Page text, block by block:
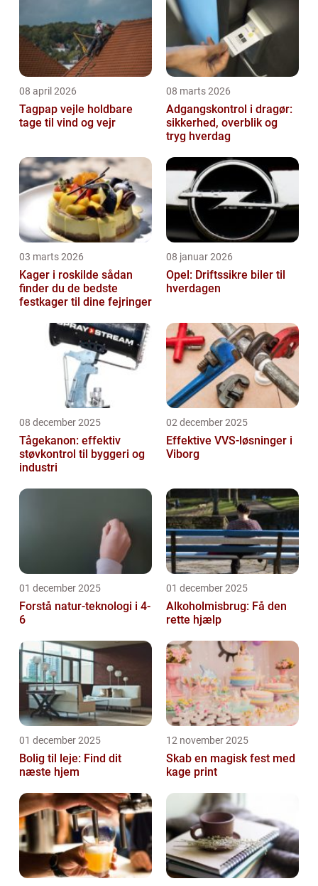
08 april 2026
Tagpap vejle holdbare
tage til vind og vejr
08 marts 2026
Adgangskontrol i dragør:
sikkerhed, overblik og
tryg hverdag
03 marts 2026
Kager i roskilde sådan
finder du de bedste
festkager til dine fejringer
08 januar 2026
Opel: Driftssikre biler til
hverdagen
08 december 2025
Tågekanon: effektiv
støvkontrol til byggeri og
industri
02 december 2025
Effektive VVS-løsninger i
Viborg
01 december 2025
Forstå natur-teknologi i 4-
6
01 december 2025
Alkoholmisbrug: Få den
rette hjælp
01 december 2025
Bolig til leje: Find dit
næste hjem
12 november 2025
Skab en magisk fest med
kage print